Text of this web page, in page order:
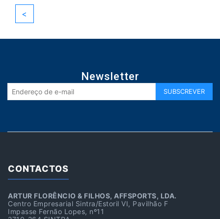
<
Newsletter
CONTACTOS
ARTUR FLORÊNCIO & FILHOS, AFFSPORTS, LDA.
Centro Empresarial Sintra/Estoril VI, Pavilhão F
Impasse Fernão Lopes, nº11